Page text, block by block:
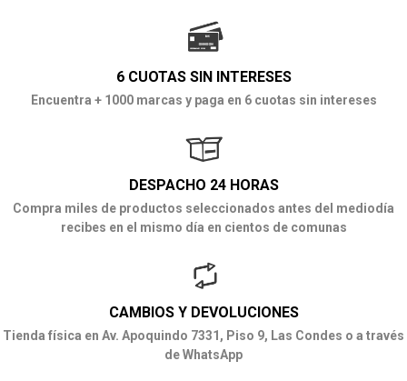
6 CUOTAS SIN INTERESES
Encuentra + 1000 marcas y paga en 6 cuotas sin intereses
DESPACHO 24 HORAS
Compra miles de productos seleccionados antes del mediodía
recibes en el mismo día en cientos de comunas
CAMBIOS Y DEVOLUCIONES
Tienda física en Av. Apoquindo 7331, Piso 9, Las Condes o a través
de WhatsApp